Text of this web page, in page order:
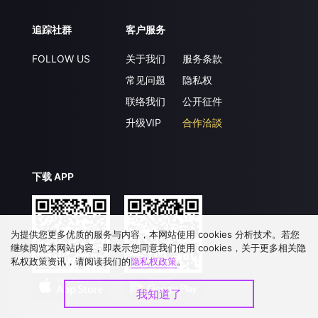
追踪社群
FOLLOW US
客户服务
关于我们
常见问题
联络我们
升级VIP
服务条款
隐私权
公开征件
合作洽談
下载 APP
为提供您更多优质的服务与内容，本网站使用 cookies 分析技术。若您
继续阅览本网站内容，即表示您同意我们使用 cookies，关于更多相关隐
私权政策资讯，请阅读我们的隐私权政策。
我知道了